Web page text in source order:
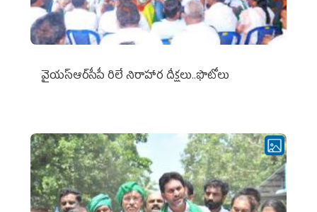
వైయ‌స్ఆర్‌సీపీ రిలే నిరాహార దీక్షలు..ఫొటోలు